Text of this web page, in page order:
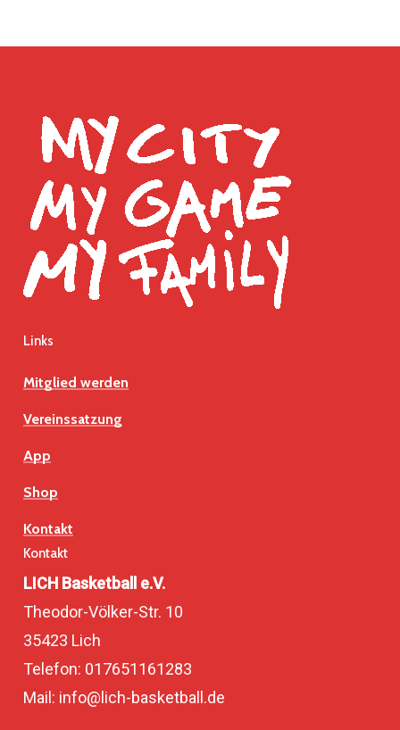
Links
Mitglied werden
Vereinssatzung
App
Shop
Kontakt
Kontakt
LICH Basketball e.V.
Theodor-Völker-Str. 10
35423 Lich
Telefon: 017651161283
Mail: info@lich-basketball.de